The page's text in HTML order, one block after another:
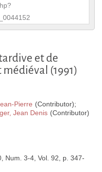
et de
(1991)
Pierre (Contributor);
Jean Denis (Contributor)
Num. 3-4, Vol. 92, p. 347-